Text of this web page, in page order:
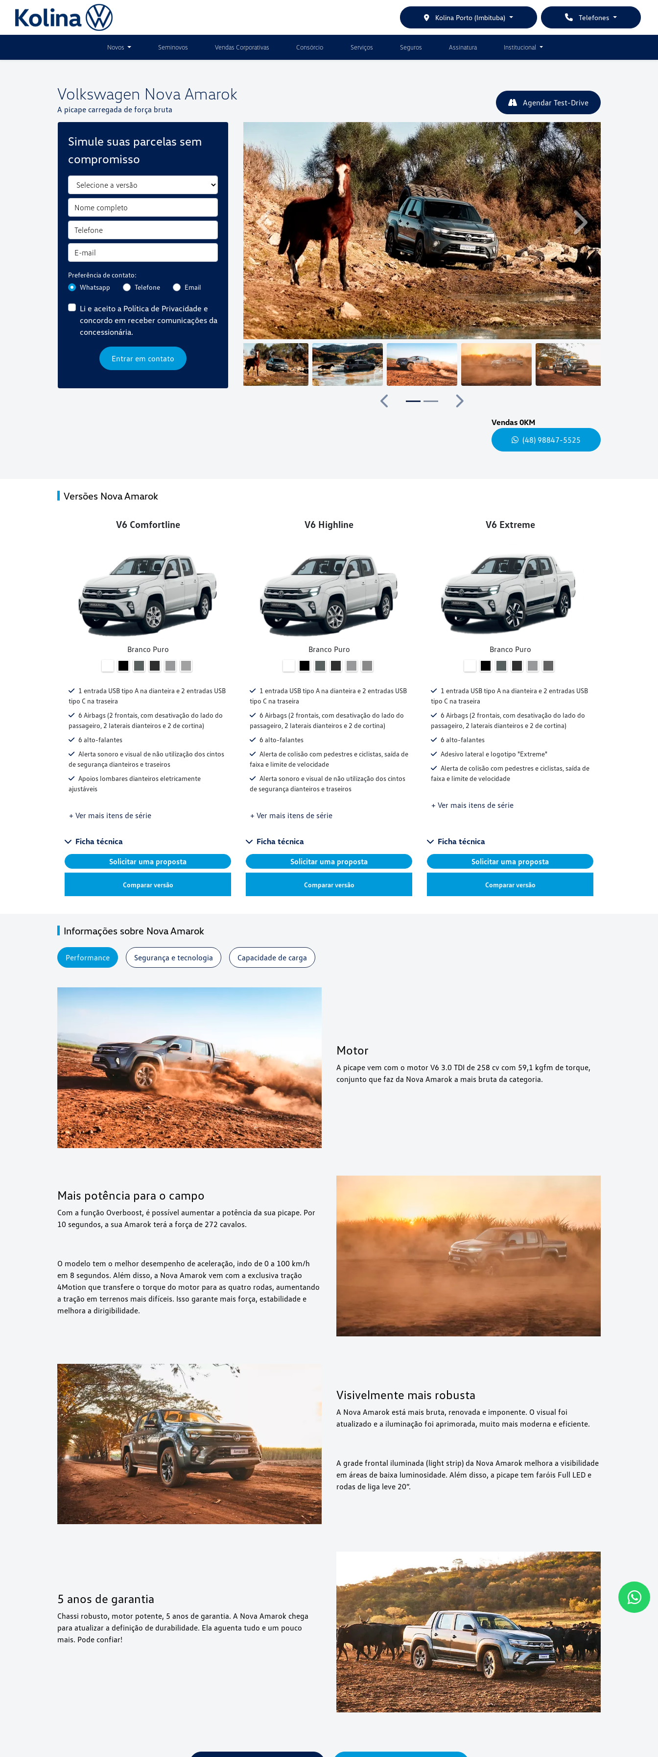
Telefones
Kolina Porto (Imbituba)
Novos Seminovos Vendas Corporativas Consórcio Serviços Seguros Assinatura Institucional
Volkswagen Nova Amarok
A picape carregada de força bruta
Agendar Test-Drive
Simule suas parcelas sem
compromisso
Preferência de contato:
Whatsapp
Telefone Email
Li e aceito a Política de Privacidade e
concordo em receber comunicações da
concessionária.
Entrar em contato
Anterior Próximo
Anterior
Próximo
Vendas 0KM
(48) 98847-5525
Versões Nova Amarok
V6 Comfortline
Branco Puro
1 entrada USB tipo A na dianteira e 2 entradas USB
tipo C na traseira
6 Airbags (2 frontais, com desativação do lado do
passageiro, 2 laterais dianteiros e 2 de cortina)
6 alto-falantes
Alerta sonoro e visual de não utilização dos cintos
de segurança dianteiros e traseiros
Apoios lombares dianteiros eletricamente
ajustáveis
+ Ver mais itens de série
Ficha técnica
Solicitar uma proposta
Comparar versão
V6 Highline
Branco Puro
1 entrada USB tipo A na dianteira e 2 entradas USB
tipo C na traseira
6 Airbags (2 frontais, com desativação do lado do
passageiro, 2 laterais dianteiros e 2 de cortina)
6 alto-falantes
Alerta de colisão com pedestres e ciclistas, saída de
faixa e limite de velocidade
Alerta sonoro e visual de não utilização dos cintos
de segurança dianteiros e traseiros
+ Ver mais itens de série
Ficha técnica
Solicitar uma proposta
Comparar versão
V6 Extreme
Branco Puro
1 entrada USB tipo A na dianteira e 2 entradas USB
tipo C na traseira
6 Airbags (2 frontais, com desativação do lado do
passageiro, 2 laterais dianteiros e 2 de cortina)
6 alto-falantes
Adesivo lateral e logotipo "Extreme"
Alerta de colisão com pedestres e ciclistas, saída de
faixa e limite de velocidade
+ Ver mais itens de série
Ficha técnica
Solicitar uma proposta
Comparar versão
Informações sobre Nova Amarok
Performance Segurança e tecnologia Capacidade de carga
Motor
A picape vem com o motor V6 3.0 TDI de 258 cv com 59,1 kgfm de torque,
conjunto que faz da Nova Amarok a mais bruta da categoria.
Mais potência para o campo
Com a função Overboost, é possível aumentar a potência da sua picape. Por
10 segundos, a sua Amarok terá a força de 272 cavalos.
O modelo tem o melhor desempenho de aceleração, indo de 0 a 100 km/h
em 8 segundos. Além disso, a Nova Amarok vem com a exclusiva tração
4Motion que transfere o torque do motor para as quatro rodas, aumentando
a tração em terrenos mais difíceis. Isso garante mais força, estabilidade e
melhora a dirigibilidade.
Visivelmente mais robusta
A Nova Amarok está mais bruta, renovada e imponente. O visual foi
atualizado e a iluminação foi aprimorada, muito mais moderna e eficiente.
A grade frontal iluminada (light strip) da Nova Amarok melhora a visibilidade
em áreas de baixa luminosidade. Além disso, a picape tem faróis Full LED e
rodas de liga leve 20”.
5 anos de garantia
Chassi robusto, motor potente, 5 anos de garantia. A Nova Amarok chega
para atualizar a definição de durabilidade. Ela aguenta tudo e um pouco
mais. Pode confiar!